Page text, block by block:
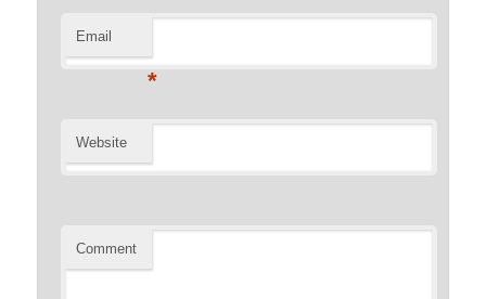
Email
*
Website
Comment